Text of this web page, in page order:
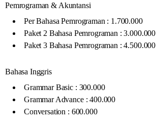
Pemrograman & Akuntansi
Per Bahasa Pemrograman : 1.700.000
Paket 2 Bahasa Pemrograman : 3.000.000
Paket 3 Bahasa Pemrograman : 4.500.000
Bahasa Inggris
Grammar Basic : 300.000
Grammar Advance : 400.000
Conversation : 600.000